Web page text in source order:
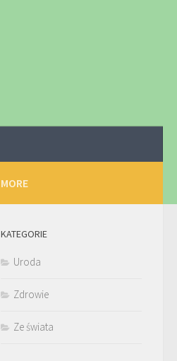
MORE
KATEGORIE
Uroda
Zdrowie
Ze świata